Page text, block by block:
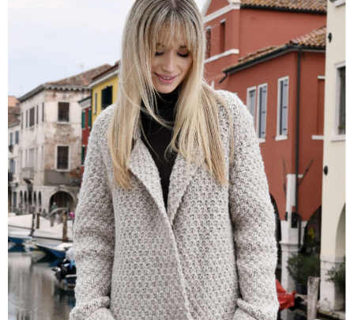
Ako nakupovať
Návody a video kurzy
VIDEO návody k ovládaniu e-shopu
Oznamy Kontakty